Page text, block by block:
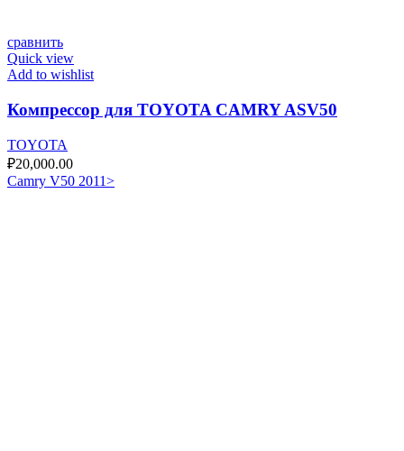
сравнить
Quick view
Add to wishlist
Компрессор для TOYOTA CAMRY ASV50
TOYOTA
₽20,000.00
Camry V50 2011>